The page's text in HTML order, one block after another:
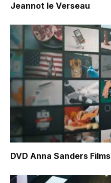
Jeannot le Verseau
DVD Anna Sanders Films